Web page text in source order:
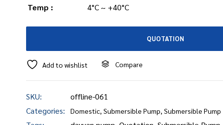
Temp :
4°C ~ +40°C
QUOTATION
Add to wishlist Compare
SKU:
offline-061
Categories:
Domestic, Submersible Pump, Submersible Pump